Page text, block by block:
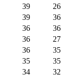
39
26
39
36
36
36
36
27
36
35
35
35
34
32